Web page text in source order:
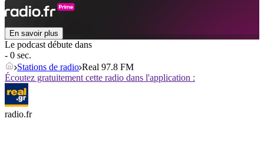
En savoir plus
Le podcast débute dans
- 0 sec.
Stations de radio Real 97.8 FM
Écoutez gratuitement cette radio dans l'application :
radio.fr